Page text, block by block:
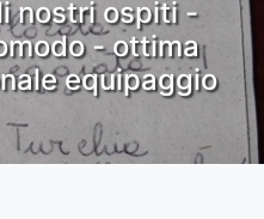
nostri ospiti -
- ottima
equipaggio